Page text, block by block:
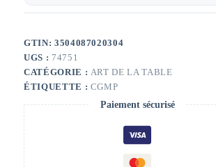
GTIN: 3504087020304
UGS : 74751
CATÉGORIE : ART DE LA TABLE
ÉTIQUETTE : CGMP
Paiement sécurisé